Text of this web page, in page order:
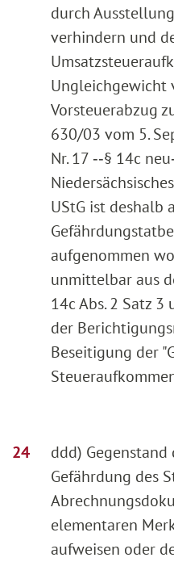
durch
verhindern und
Ungleichgewicht
Vorsteuerabzug
630/03 vom 5.
Nr. 17 ‑‑§ 14c
UStG ist deshalb
aufgenommen
unmittelbar aus
14c Abs. 2 Satz 3
der
Beseitigung der
ddd)
Gefährdung des
elementaren
aufweisen oder